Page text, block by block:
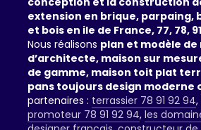
extension en brique, parpaing,
et bois en ile de France, 77, 78,
Nous réalisons plan et modèle de
d’architecte, maison sur
de gamme, maison toit plat
pans toujours design moderne
partenaires : terrassier 78 91 92 94,
promoteur 78 91 92 94, les